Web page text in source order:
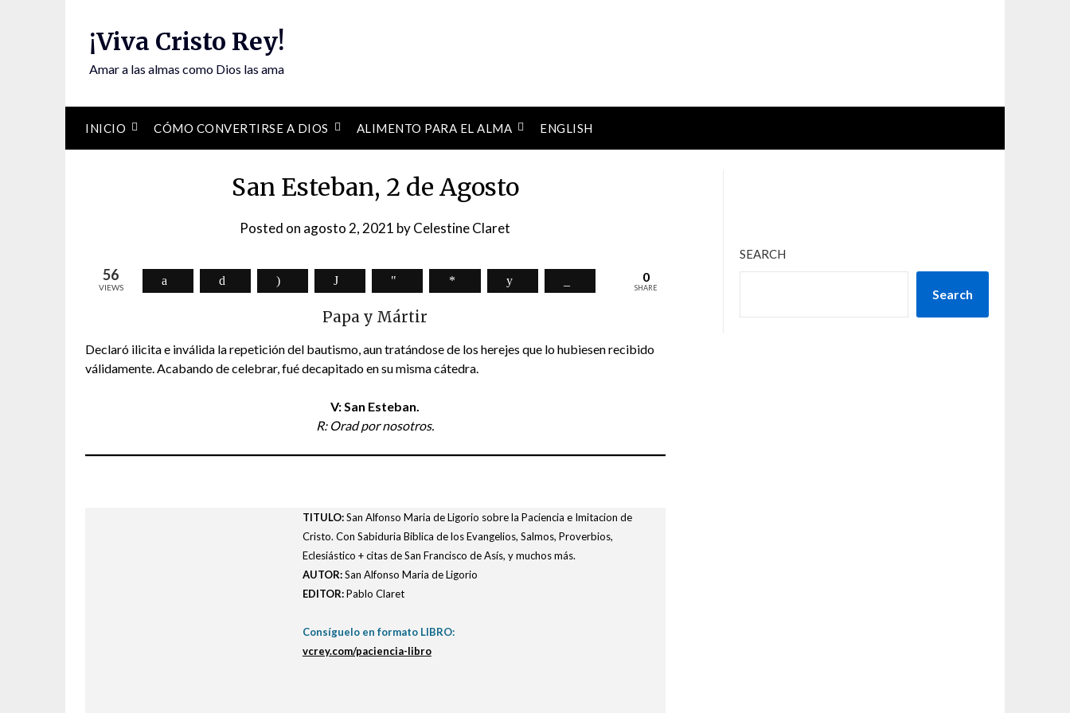
¡Viva Cristo Rey!
Amar a las almas como Dios las ama
INICIO CÓMO CONVERTIRSE A DIOS ALIMENTO PARA EL ALMA ENGLISH
San Esteban, 2 de Agosto
Posted on agosto 2, 2021 byCelestine Claret
56
VIEWS
0
SHARE
Papa y Mártir
Declaró ilicita e inválida la repetición del bautismo, aun tratándose de los herejes que lo hubiesen recibido
válidamente. Acabando de celebrar, fué decapitado en su misma cátedra.
V: San Esteban.
R: Orad por nosotros.
TITULO:San Alfonso Maria de Ligorio sobre la Paciencia e Imitacion de
Cristo. Con Sabiduria Biblica de los Evangelios, Salmos, Proverbios,
Eclesiástico + citas de San Francisco de Asís, y muchos más.
AUTOR:San Alfonso Maria de Ligorio
EDITOR:Pablo Claret
Consíguelo en formato LIBRO:
vcrey.com/paciencia-libro
SEARCH
Search